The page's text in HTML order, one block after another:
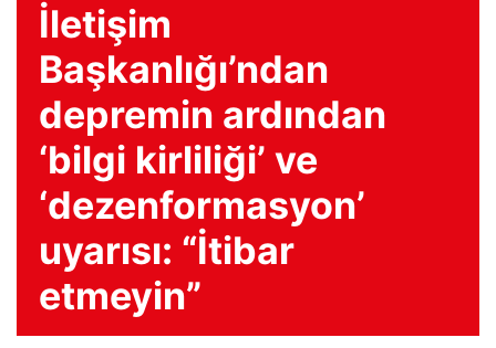
İletişim
Başkanlığı’ndan
depremin ardından
‘bilgi kirliliği’ ve
‘dezenformasyon’
uyarısı: “İtibar
etmeyin”